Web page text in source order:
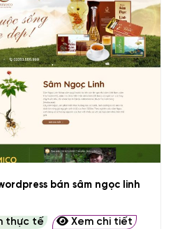
bán sâm ngọc linh
thực tế Xem chi tiết